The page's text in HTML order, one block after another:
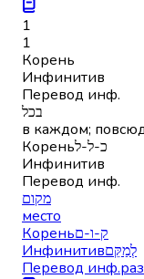
1
1
Корень
Инфинитив
Перевод инф.
בכל
в каждом;
Кореньכ-ל-ל
Инфинитив
Перевод инф.
מקום
место
Кореньק-ו-ם
Инфинитивלְמַקֵּם
Перевод инф.